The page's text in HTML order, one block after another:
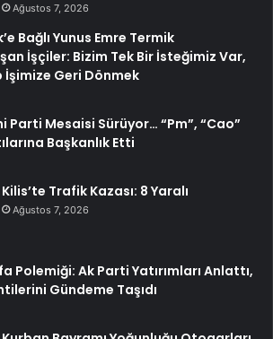
Ağustos 7, 2026
Bağlı Yunus Emre Termik
İşçiler: Bizim Tek Bir İsteğimiz Var,
İşimize Geri Dönmek
Parti Mesaisi Sürüyor… “Pm”, “Cao”
Başkanlık Etti
Kilis’te Trafik Kazası: 8 Yaralı
Ağustos 7, 2026
Polemiği: Ak Parti Yatırımları Anlattı,
Gündeme Taşıdı